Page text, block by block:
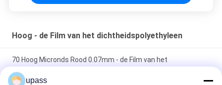
Hoog - de Film van het dichtheidspolyethyleen
70 Hoog Micronds Rood 0.07mm - de Film van het
dichtheidspolyethyleen
upass